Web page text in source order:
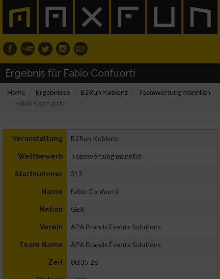
Ergebnis für Fabio Confuorti
Home Ergebnisse B2Run Koblenz
Teamwertung männlich
Fabio Confuorti
Veranstaltung B2Run Koblenz
Wettbewerb Teamwertung männlich
Startnummer 313
Name Fabio Confuorti
Nation GER
Verein APA Brands Events Solutions
Team Name APA Brands Events Solutions
Zeit 00:35:26